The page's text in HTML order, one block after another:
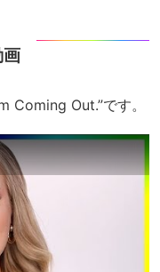
Coming Out.”です。